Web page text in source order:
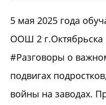
5 мая 2025 года
ООШ 2 г.Октябрьска
#Разговоры о
подвигах
войны на заводах.